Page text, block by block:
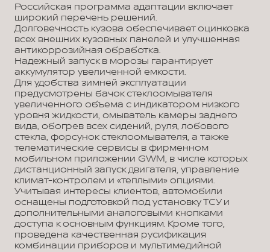
Российская программа адаптации включает
широкий перечень решений.
Долговечность кузова обеспечивает оцинковка
всех внешних кузовных панелей и улучшенная
антикоррозийная обработка.
Надежный запуск в морозы гарантирует
аккумулятор увеличенной емкости.
Для удобства зимней эксплуатации
предусмотрены бачок стеклоомывателя
увеличенного объема с индикатором низкого
уровня жидкости, омыватель камеры заднего
вида, обогрев всех сидений, руля, лобового
стекла, форсунок стеклоомывателя, а также
телематические сервисы в фирменном
мобильном приложении GWM, в числе которых
дистанционный запуск двигателя, управление
климат-контролем и «теплыми» опциями.
Учитывая интересы клиентов, автомобили
оснащены подготовкой под установку ТСУ и
дополнительными аналоговыми кнопками
доступа к основным функциям. Кроме того,
проведена качественная русификация
комбинации приборов и мультимедийной